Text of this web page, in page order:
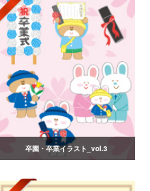
卒園・卒業イラスト_vol.3